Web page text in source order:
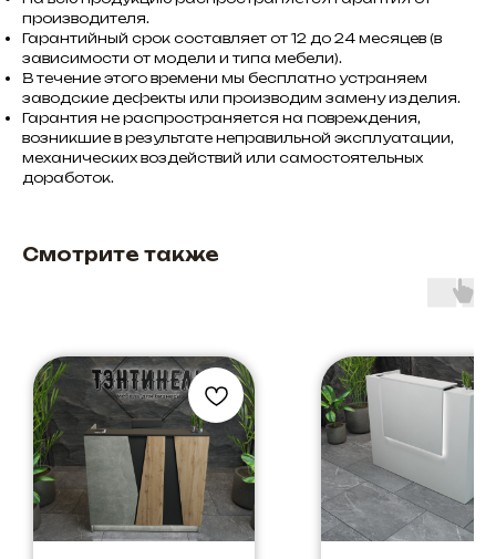
производителя.
Гарантийный срок составляет от 12 до 24 месяцев (в
зависимости от модели и типа мебели).
В течение этого времени мы бесплатно устраняем
заводские дефекты или производим замену изделия.
Гарантия не распространяется на повреждения,
возникшие в результате неправильной эксплуатации,
механических воздействий или самостоятельных
доработок.
Смотрите также